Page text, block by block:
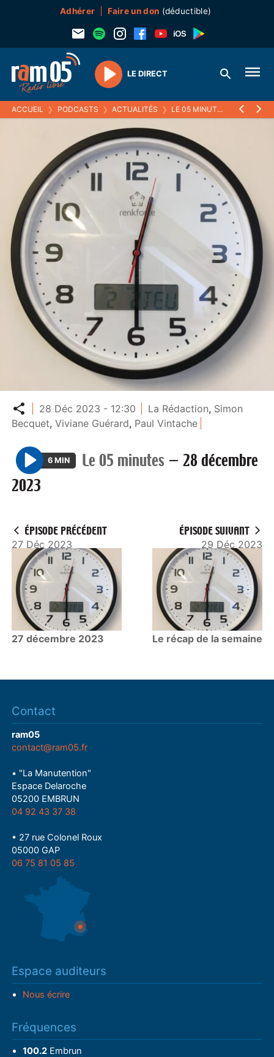
Adhérer Faire un don (déductible)
Play
LE DIRECT
ACCUEIL ❯ PODCASTS ❯ ACTUALITÉS ❯ LE 05 MINUTES 28
Partager
28 Déc 2023 - 12:30 La Rédaction, Simon
Becquet,Viviane Guérard, Paul Vintache
P
l
6 MIN Le 05 minutes — 28 décembre
2023
ÉPISODE PRÉCÉDENT
27 Déc 2023
27 décembre 2023
ÉPISODE SUIVANT
29 Déc 2023
Le récap de la semaine
Contact
ram05
contact@ram05.fr
• "La Manutention"
Espace Delaroche
05200 EMBRUN
04 92 43 37 38
• 27 rue Colonel Roux
05000 GAP
06 75 81 05 85
Espace auditeurs
Nous écrire
Fréquences
100.2Embrun